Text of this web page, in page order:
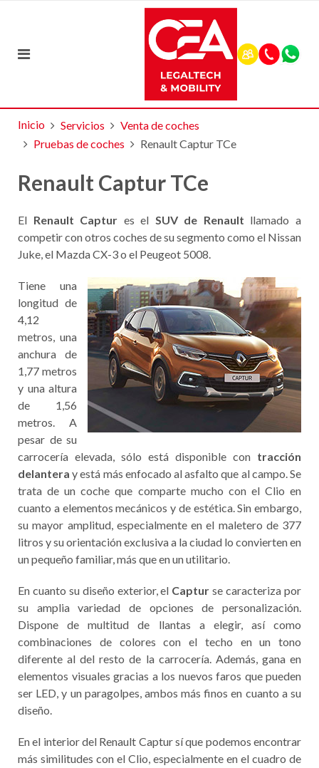
Inicio Servicios
Venta de coches
Pruebas de coches
Renault Captur TCe
Renault Captur TCe
El Renault Captur es el SUV de Renault llamado a
competir con otros coches de su segmento como el Nissan
Juke, el Mazda CX-3 o el Peugeot 5008.
Tiene una
longitud de
4,12
metros, una
anchura de
1,77 metros
y una altura
de 1,56
metros. A
pesar de su
carrocería elevada, sólo está disponible con tracción
delantera y está más enfocado al asfalto que al campo. Se
trata de un coche que comparte mucho con el Clio en
cuanto a elementos mecánicos y de estética. Sin embargo,
su mayor amplitud, especialmente en el maletero de 377
litros y su orientación exclusiva a la ciudad lo convierten en
un pequeño familiar, más que en un utilitario.
En cuanto su diseño exterior, el Captur se caracteriza por
su amplia variedad de opciones de personalización.
Dispone de multitud de llantas a elegir, así como
combinaciones de colores con el techo en un tono
diferente al del resto de la carrocería. Además, gana en
elementos visuales gracias a los nuevos faros que pueden
ser LED, y un paragolpes, ambos más finos en cuanto a su
diseño.
En el interior del Renault Captur sí que podemos encontrar
más similitudes con el Clio, especialmente en el cuadro de